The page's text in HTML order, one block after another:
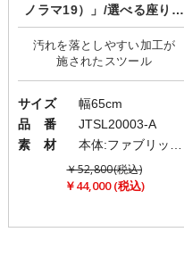
ノラマ19）」/選べる座り心
地/カバーリング
汚れを落としやすい加工が
サイズ
幅65cm
品 番
JTSL20003-A
素 材
￥52,800(税込)
￥44,000 (税込)